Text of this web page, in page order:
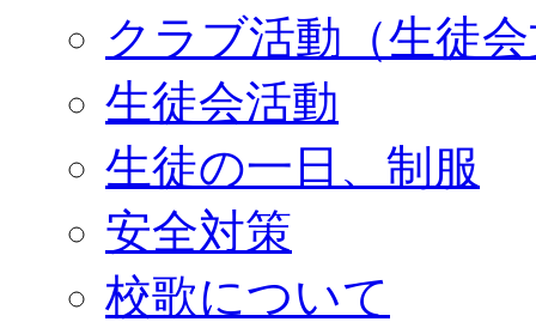
クラブ活動（生徒
生徒会活動
生徒の一日、制服
安全対策
校歌について